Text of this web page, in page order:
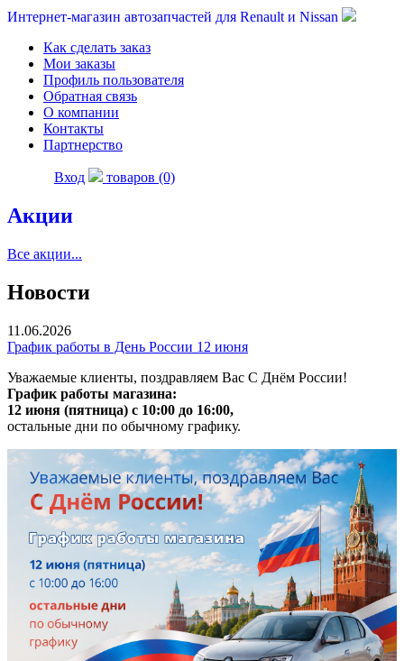
Интернет-магазин автозапчастей для Renault и Nissan
Как сделать заказ
Мои заказы
Профиль пользователя
Обратная связь
О компании
Контакты
Партнерство
Вход товаров (0)
Акции
Все акции...
Новости
11.06.2026
График работы в День России 12 июня
Уважаемые клиенты, поздравляем Вас С Днём России!
График работы магазина:
12 июня (пятница) с 10:00 до 16:00,
остальные дни по обычному графику.